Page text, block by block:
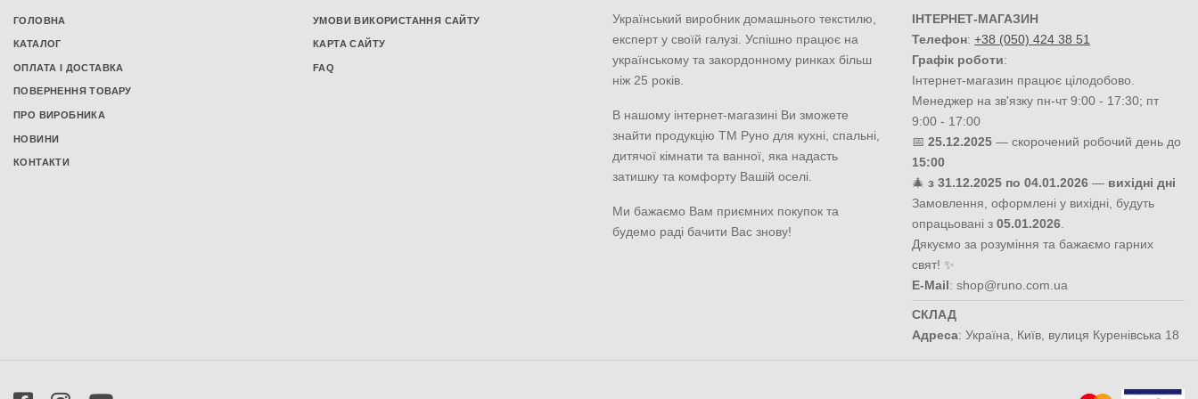
Подушки з пам'яттю
Чохли на подушки
Постільна білизна з мікрофібри
Підковдри
ГОЛОВНА
КАТАЛОГ
ОПЛАТА І ДОСТАВКА
ПОВЕРНЕННЯ ТОВАРУ
ПРО ВИРОБНИКА
НОВИНИ
КОНТАКТИ
УМОВИ ВИКОРИСТАННЯ САЙТУ
КАРТА САЙТУ
FAQ
Український виробник домашнього текстилю,
експерт у своїй галузі. Успішно працює на
українському та закордонному ринках більш
ніж 25 років.
В нашому інтернет-магазині Ви зможете
знайти продукцію ТМ Руно для кухні, спальні,
дитячої кімнати та ванної, яка надасть
затишку та комфорту Вашій оселі.
Ми бажаємо Вам приємних покупок та
будемо раді бачити Вас знову!
ІНТЕРНЕТ-МАГАЗИН
Телефон: +38 (050) 424 38 51
Графік роботи:
Інтернет-магазин працює цілодобово.
Менеджер на зв'язку пн-чт 9:00 - 17:30; пт
9:00 - 17:00
📅 25.12.2025 — скорочений робочий день до
15:00
🎄 з 31.12.2025 по 04.01.2026 — вихідні дні
Замовлення, оформлені у вихідні, будуть
опрацьовані з 05.01.2026
Дякуємо за розуміння та бажаємо гарних
свят! ✨
E-Mail: shop@runo.com.ua
СКЛАД
Адреса: Україна, Київ, вулиця Куренівська 18